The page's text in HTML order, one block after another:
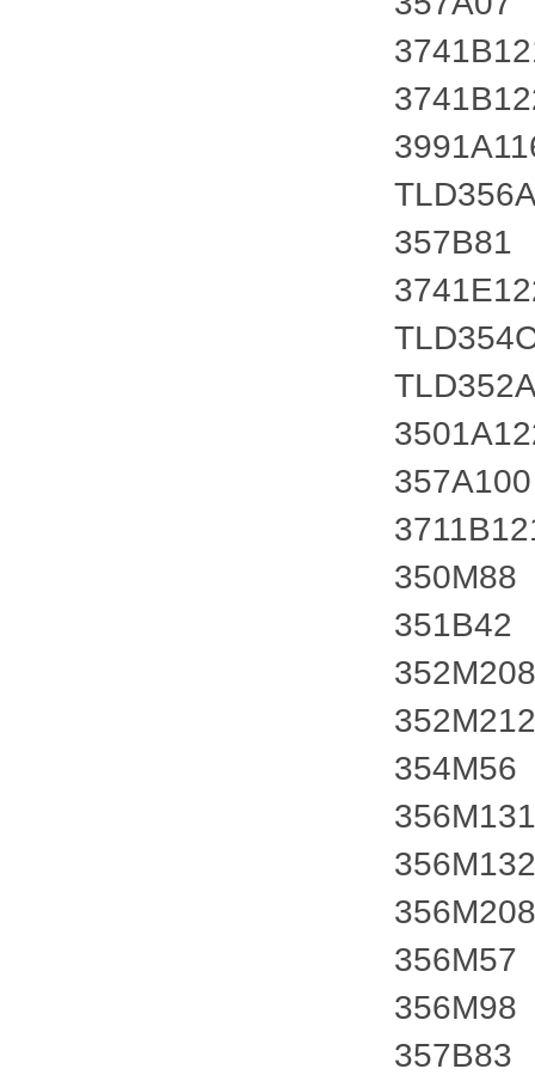
357B81
357A100
350M88
351B42
352M208
352M212
354M56
356M131
356M132
356M208
356M57
356M98
357B83